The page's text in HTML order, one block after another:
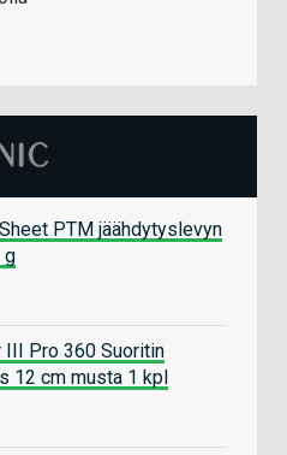
PTM jäähdytyslevyn
g
III Pro 360 Suoritin
12 cm musta 1 kpl